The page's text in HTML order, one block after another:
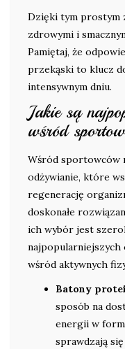
Dzięki tym prostym
zdrowymi i
Pamiętaj, że
przekąski to klucz
intensywnym dniu.
Jakie są
wśród
Wśród sportowców
odżywianie, które
regenerację
doskonałe
ich wybór jest
najpopularniejszych
wśród aktywnych
Batony
sposób na
energii w
sprawdzają